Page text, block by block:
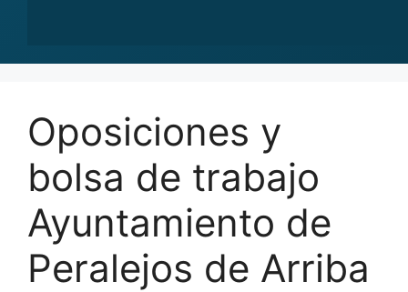
Oposiciones y
bolsa de trabajo
Ayuntamiento de
Peralejos de Arriba